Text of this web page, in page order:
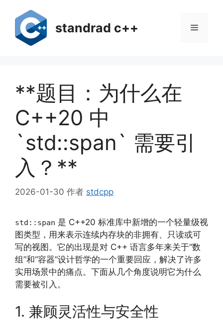
standrad c++ 菜
**题目：为什么在
C++20 中
`std::span` 需要引
入？**
2026-01-30 作者 stdcpp
std::span 是 C++20 标准库中新增的一个轻量级视
图类型，用来表示连续内存块的非拥有、只读或可
写的视图。它的出现是对 C++ 语言多年来关于“数
组”和“容器”设计哲学的一个重要回应，解决了许多
实用场景中的痛点。下面从几个角度说明它为什么
需要被引入。
1. 兼顾灵活性与安全性